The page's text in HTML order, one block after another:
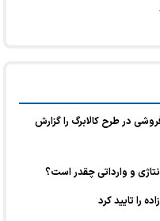
در طرح کالابرگ را گزارش
و وارداتی چقدر است؟
را تایید کرد